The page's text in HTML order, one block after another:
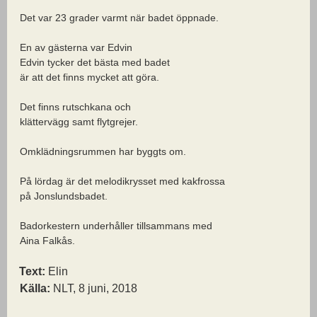
Det var 23 grader varmt när badet öppnade.
En av gästerna var Edvin
Edvin tycker det bästa med badet
är att det finns mycket att göra.
Det finns rutschkana och
klättervägg samt flytgrejer.
Omklädningsrummen har byggts om.
På lördag är det melodikrysset med kakfrossa
på Jonslundsbadet.
Badorkestern underhåller tillsammans med
Aina Falkås.
Text: Elin
Källa: NLT, 8 juni, 2018